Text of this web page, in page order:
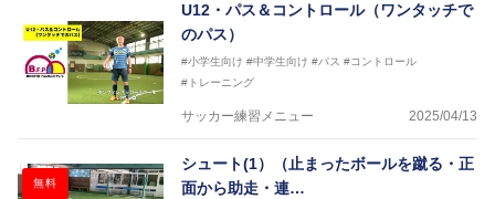
U12・パス＆コントロール（ワンタッチで
のパス）
#小学生向け #中学生向け #パス #コントロール
#トレーニング
サッカー練習メニュー 2025/04/13
無料
シュート(1）（止まったボールを蹴る・正
面から助走・連…